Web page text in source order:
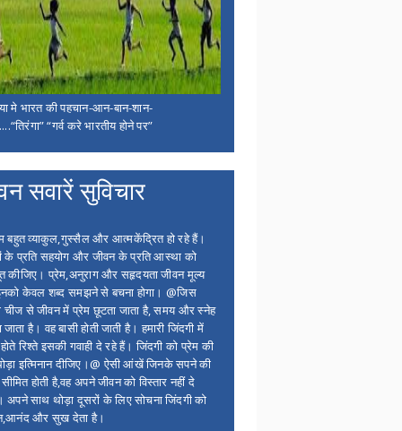
मे भारत की पहचान-आन-बान-शान-
“गर्व करे भारतीय होने पर”
सवारें सुविचार
बहुत व्याकुल,गुस्सैल और आत्मकेंद्रित हो रहे हैं।
के प्रति सहयोग और जीवन के प्रति आस्था को
कीजिए। प्रेम,अनुराग और सहृदयता जीवन मूल्य
केवल शब्द समझने से बचना होगा। @जिस
चीज से जीवन में प्रेम छूटता जाता है, समय और स्नेह
है। वह बासी होती जाती है। हमारी जिंदगी में
होते रिश्ते इसकी गवाही दे रहे हैं। जिंदगी को प्रेम की
इत्मिनान दीजिए।@ ऐसी आंखें जिनके सपने की
होती है,वह अपने जीवन को विस्तार नहीं दे
अपने साथ थोड़ा दूसरों के लिए सोचना जिंदगी को
और सुख देता है।